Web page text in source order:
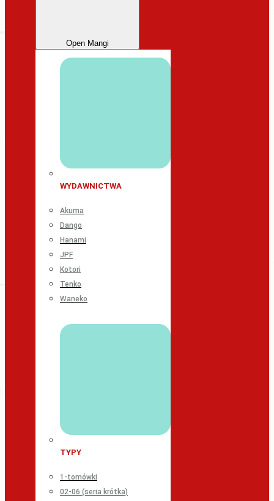
Open Mangi
WYDAWNICTWA
Akuma
Dango
Hanami
JPF
Kotori
Tenko
Waneko
TYPY
1-tomówki
02-06 (seria krótka)